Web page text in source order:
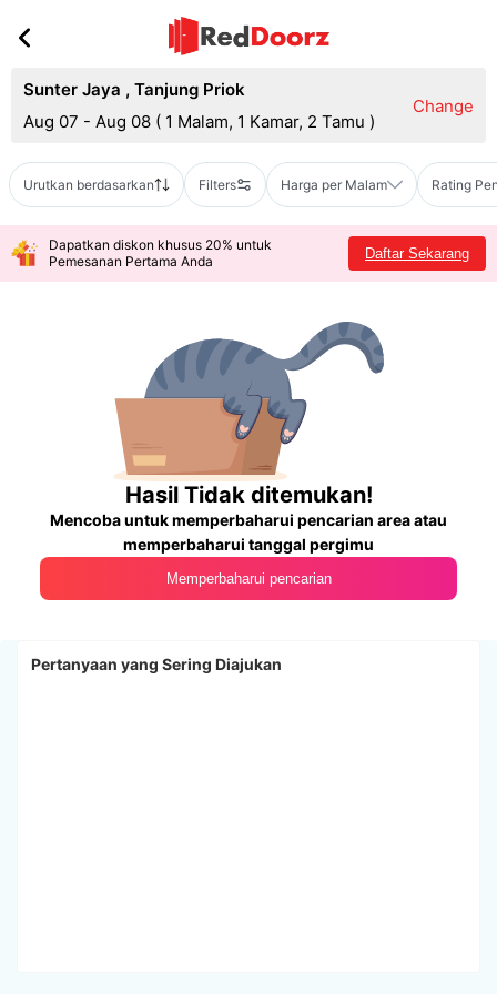
Sunter Jaya , Tanjung Priok
Aug 07 - Aug 08 ( 1 Malam, 1 Kamar, 2 Tamu )
Change
Urutkan berdasarkan Filters Harga per Malam Rating
Dapatkan diskon khusus 20% untuk
Pemesanan Pertama Anda
Daftar Sekarang
Hasil Tidak ditemukan!
Mencoba untuk memperbaharui pencarian area atau
memperbaharui tanggal pergimu
Memperbaharui pencarian
Pertanyaan yang Sering Diajukan